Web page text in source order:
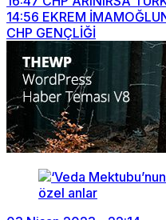
14:56 EKREM
CHP GENÇLİĞİ